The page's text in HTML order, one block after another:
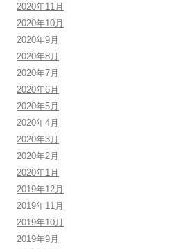
2020年11月
2020年10月
2020年9月
2020年8月
2020年7月
2020年6月
2020年5月
2020年4月
2020年3月
2020年2月
2020年1月
2019年12月
2019年11月
2019年10月
2019年9月